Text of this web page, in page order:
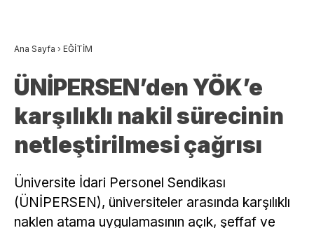
Ana Sayfa › EĞİTİM
ÜNİPERSEN’den YÖK’e
karşılıklı nakil sürecinin
netleştirilmesi çağrısı
Üniversite İdari Personel Sendikası
(ÜNİPERSEN), üniversiteler arasında karşılıklı
naklen atama uygulamasının açık, şeffaf ve